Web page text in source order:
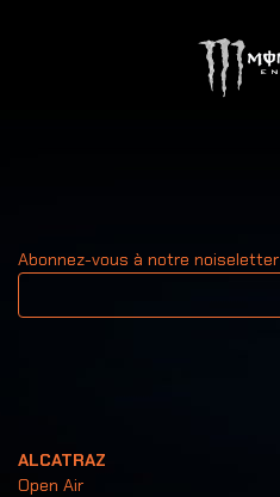
Abonnez-vous à notre noiseletter
Votre adresse email
ALCATRAZ
Open Air